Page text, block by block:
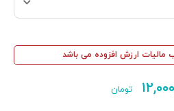
مالیات ارزش افزوده می باشد
تومان